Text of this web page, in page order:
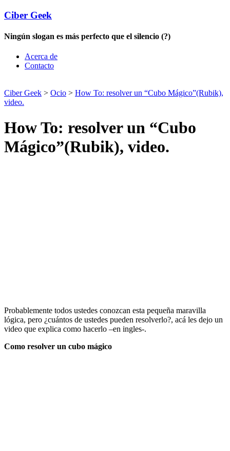
Ciber Geek
Ningún slogan es más perfecto que el silencio (?)
Acerca de
Contacto
Ciber Geek > Ocio > How To: resolver un “Cubo Mágico”(Rubik),
video.
How To: resolver un “Cubo
Mágico”(Rubik), video.
Probablemente todos ustedes conozcan esta pequeña maravilla
lógica, pero ¿cuántos de ustedes pueden resolverlo?, acá les dejo un
video que explica como hacerlo –en ingles-.
Como resolver un cubo mágico